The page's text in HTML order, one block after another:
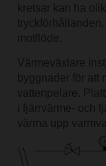
kretsar kan ha
motflöde.
Värmeväxlare
byggnader för att
vattenpelare.
i fjärrvärme- och
värma upp